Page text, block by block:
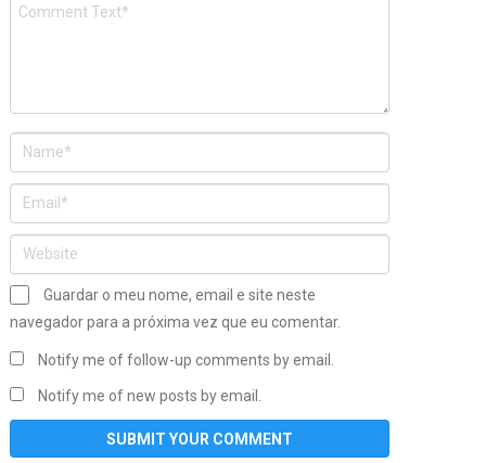
Guardar o meu nome, email e site neste
navegador para a próxima vez que eu comentar.
Notify me of follow-up comments by email.
Notify me of new posts by email.